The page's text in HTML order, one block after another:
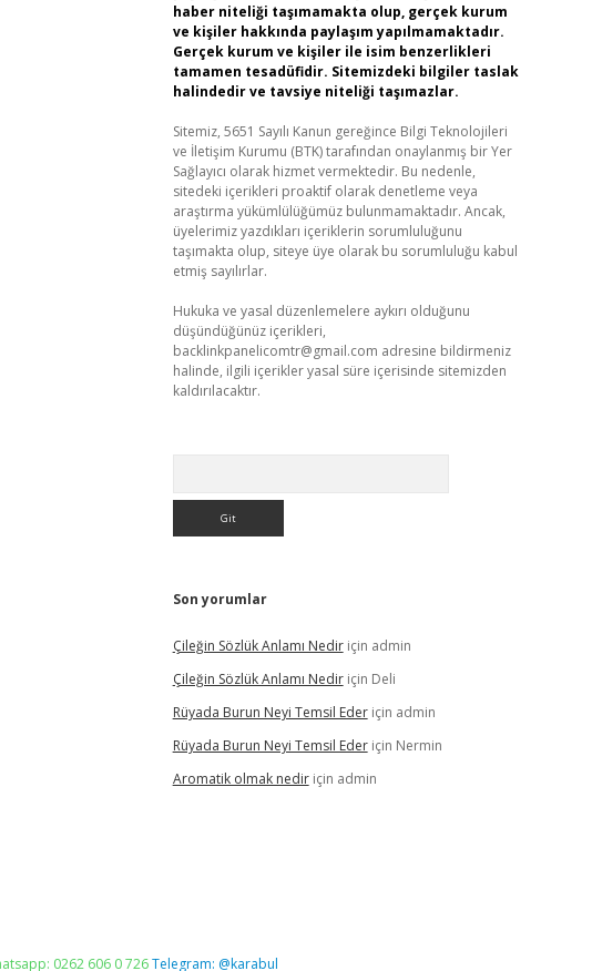
haber niteliği taşımamakta olup, gerçek kurum
ve kişiler hakkında paylaşım yapılmamaktadır.
Gerçek kurum ve kişiler ile isim benzerlikleri
tamamen tesadüfidir. Sitemizdeki bilgiler taslak
halindedir ve tavsiye niteliği taşımazlar.
Sitemiz, 5651 Sayılı Kanun gereğince Bilgi Teknolojileri
ve İletişim Kurumu (BTK) tarafından onaylanmış bir Yer
Sağlayıcı olarak hizmet vermektedir. Bu nedenle,
sitedeki içerikleri proaktif olarak denetleme veya
araştırma yükümlülüğümüz bulunmamaktadır. Ancak,
üyelerimiz yazdıkları içeriklerin sorumluluğunu
taşımakta olup, siteye üye olarak bu sorumluluğu kabul
etmiş sayılırlar.
Hukuka ve yasal düzenlemelere aykırı olduğunu
düşündüğünüz içerikleri,
backlinkpanelicomtr@gmail.com adresine bildirmeniz
halinde, ilgili içerikler yasal süre içerisinde sitemizden
kaldırılacaktır.
Son yorumlar
Çileğin Sözlük Anlamı Nediriçin admin
Çileğin Sözlük Anlamı Nediriçin Deli
Rüyada Burun Neyi Temsil Ederiçin admin
Rüyada Burun Neyi Temsil Ederiçin Nermin
Aromatik olmak nediriçin admin
0262 606 0 726Telegram: @karabul